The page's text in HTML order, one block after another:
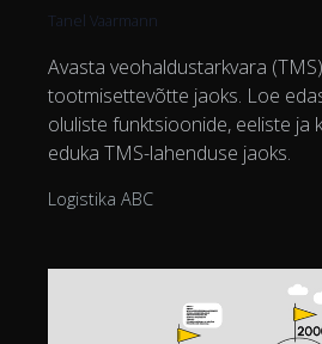
Tanel Vaarmann
Avasta veohaldustarkvara
tootmisettevõtte jaoks. Loe
oluliste funktsioonide, eeliste ja
eduka TMS-lahenduse jaoks.
Logistika ABC